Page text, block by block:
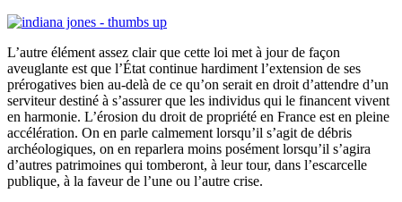
L’autre élément assez clair que cette loi met à jour de façon
aveuglante est que l’État continue hardiment l’extension de ses
prérogatives bien au-delà de ce qu’on serait en droit d’attendre d’un
serviteur destiné à s’assurer que les individus qui le financent vivent
en harmonie. L’érosion du droit de propriété en France est en pleine
accélération. On en parle calmement lorsqu’il s’agit de débris
archéologiques, on en reparlera moins posément lorsqu’il s’agira
d’autres patrimoines qui tomberont, à leur tour, dans l’escarcelle
publique, à la faveur de l’une ou l’autre crise.